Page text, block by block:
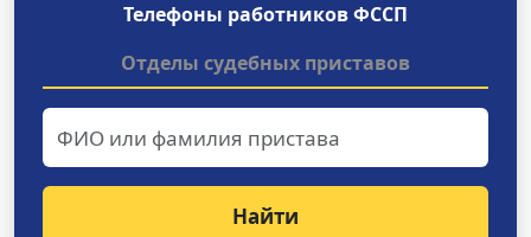
Телефоны работников ФССП
Отделы судебных приставов
Найти